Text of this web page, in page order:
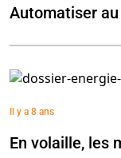
Automatiser
Il y a 8 ans
En volaille, les